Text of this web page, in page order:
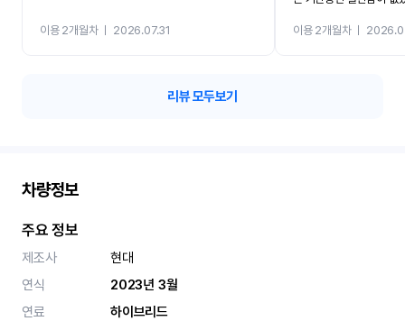
이용 2개월차ㅣ 2026.07.31
카 렌트 고민없이 강추합
이용 2개월차ㅣ
리뷰 모두보기
차량정보
주요 정보
제조사
현대
연식
2023년 3월
연료
하이브리드